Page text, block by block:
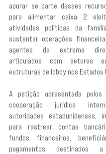
apurar se parte desses
para alimentar caixa 2
atividades políticas da
sustentar operações
agentes da extrema
articulados com setores
estruturas de lobby nos Estados
A petição apresentada pelos
cooperação jurídica
autoridades estadunidenses,
para rastrear contas
fundos financeiros,
pagamentos destinados a